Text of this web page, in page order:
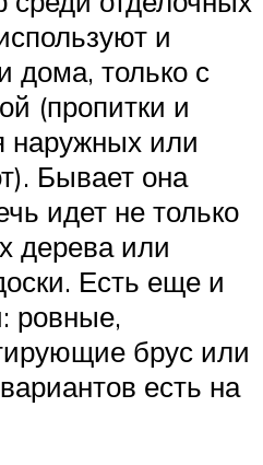
и
дома, только с
(пропитки и
наружных или
Бывает она
идет не только
дерева или
Есть еще и
ровные,
брус или
есть на